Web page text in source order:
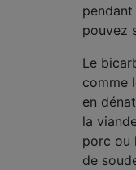
pouvez
Le
comme
en
la
porc ou
de